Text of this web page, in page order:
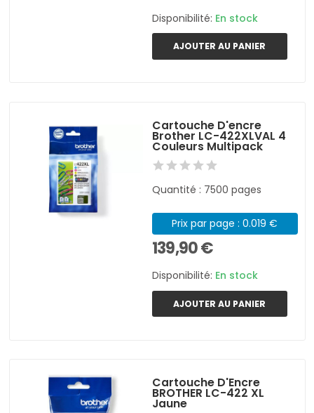
Disponibilité: En stock
AJOUTER AU PANIER
Cartouche D'encre
Brother LC-422XLVAL 4
Couleurs Multipack
Quantité : 7500 pages
Prix par page : 0.019 €
139,90 €
Disponibilité: En stock
AJOUTER AU PANIER
Cartouche D'Encre
BROTHER LC-422 XL
Jaune